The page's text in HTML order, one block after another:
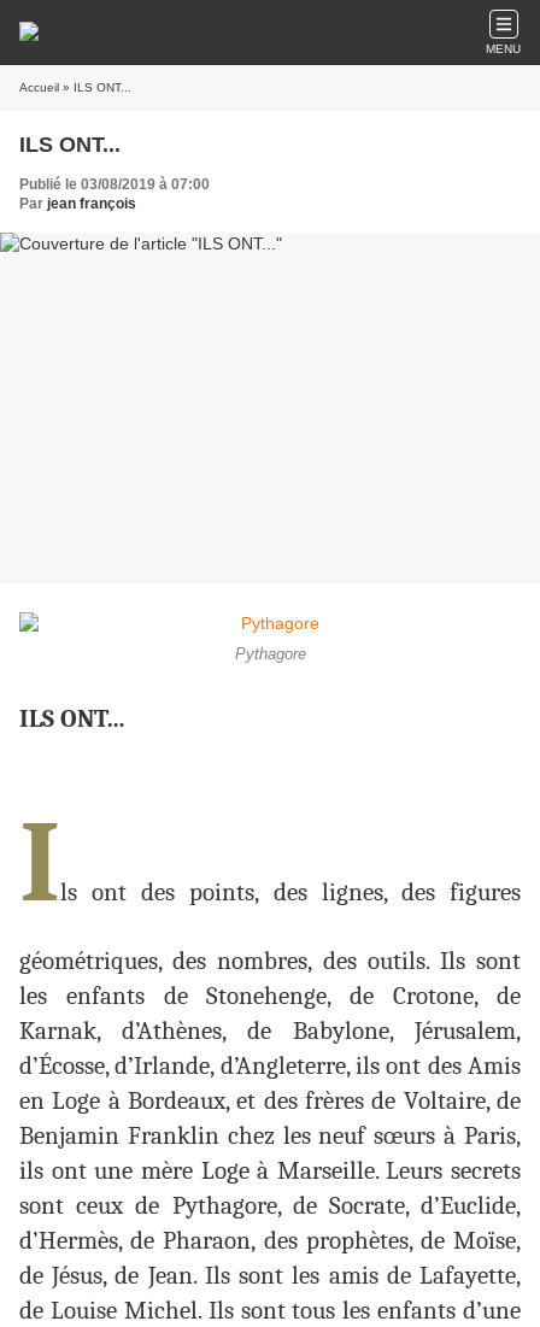
MENU
Accueil » ILS ONT...
ILS ONT...
Publié le 03/08/2019 à 07:00
Par jean françois
Pythagore
ILS ONT…
Ils ont des points, des lignes, des figures
géométriques, des nombres, des outils. Ils sont
les enfants de Stonehenge, de Crotone, de
Karnak, d’Athènes, de Babylone, Jérusalem,
d’Écosse, d’Irlande, d’Angleterre, ils ont des Amis
en Loge à Bordeaux, et des frères de Voltaire, de
Benjamin Franklin chez les neuf sœurs à Paris,
ils ont une mère Loge à Marseille. Leurs secrets
sont ceux de Pythagore, de Socrate, d’Euclide,
d’Hermès, de Pharaon, des prophètes, de Moïse,
de Jésus, de Jean. Ils sont les amis de Lafayette,
de Louise Michel. Ils sont tous les enfants d’une